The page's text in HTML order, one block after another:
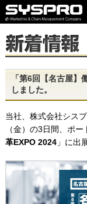
「第6回【名古屋
しました。
当社、株式会社シス
（金）の3日間、ポ
革EXPO 2024」に出